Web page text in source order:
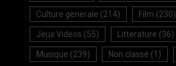
Culture generale (214) Film (230)
Jeux Videos (55) Litterature (36)
Musique (239) Non classé (1)